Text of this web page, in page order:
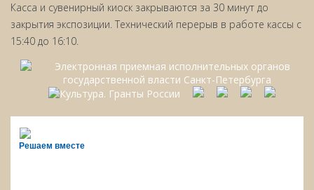
Касса и сувенирный киоск закрываются за 30 минут до
закрытия экспозиции. Технический перерыв в работе кассы с
15:40 до 16:10.
Решаем вместе